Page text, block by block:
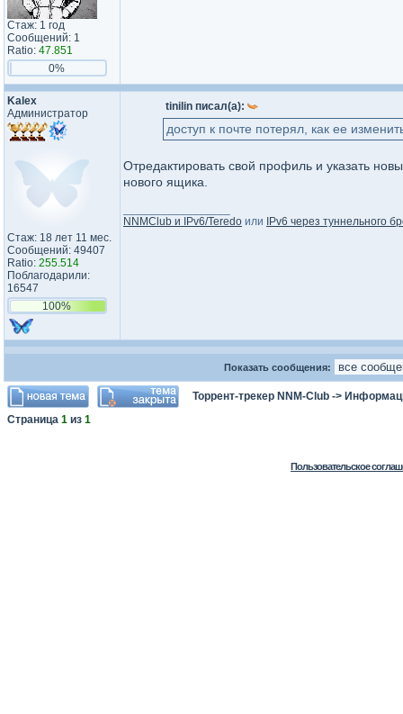
Стаж: 1 год
Сообщений: 1
Ratio: 47.851
0%
Kalex
Администратор
Стаж: 18 лет 11 мес.
Сообщений: 49407
Ratio: 255.514
Поблагодарили:
16547
100%
tinilin писал(а):
доступ к почте потерял, как ее
Отредактировать свой профиль и указать
нового ящика.
NNMClub и IPv6/Teredo или IPv6 через туннельного
Показать сообщения:
Торрент-трекер NNM-Club ->
Страница 1 из 1
Пользовательское